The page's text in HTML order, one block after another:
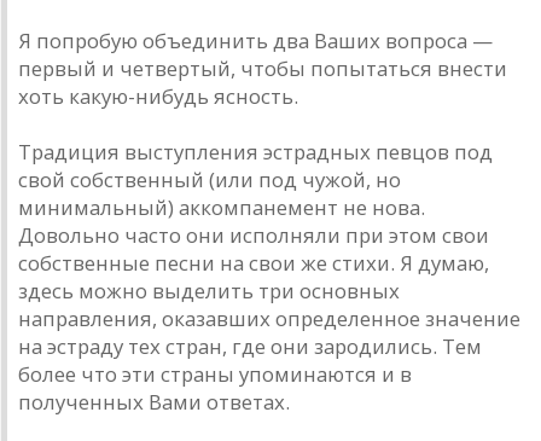
Я попробую объединить два Ваших вопроса —
первый и четвертый, чтобы попытаться внести
хоть какую-нибудь ясность.
Традиция выступления эстрадных певцов под
свой собственный (или под чужой, но
минимальный) аккомпанемент не нова.
Довольно часто они исполняли при этом свои
собственные песни на свои же стихи. Я думаю,
здесь можно выделить три основных
направления, оказавших определенное значение
на эстраду тех стран, где они зародились. Тем
более что эти страны упоминаются и в
полученных Вами ответах.